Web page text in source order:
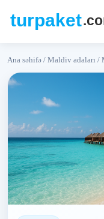
Ana səhifə / Maldiv adaları /